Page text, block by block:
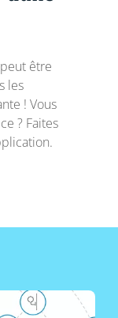
être
les
! Vous
? Faites